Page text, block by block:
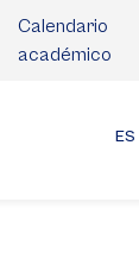
Calendario
académico
ES